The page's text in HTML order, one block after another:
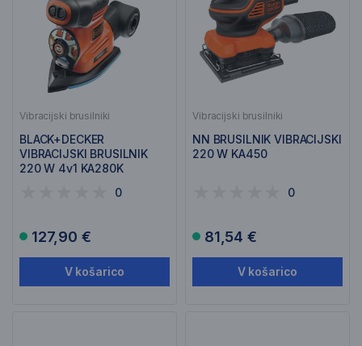
Vibracijski brusilniki
BLACK+DECKER
VIBRACIJSKI BRUSILNIK
220 W 4v1 KA280K
0
127,90 €
V košarico
Vibracijski brusilniki
NN BRUSILNIK VIBRACIJSKI
220 W KA450
0
81,54 €
V košarico